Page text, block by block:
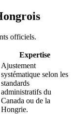
officiels.
Expertise
Ajustement
systématique selon les
standards
administratifs du
Canada ou de la
Hongrie.